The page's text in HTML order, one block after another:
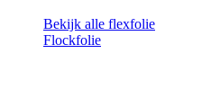
Bekijk alle flexfolie
Flockfolie